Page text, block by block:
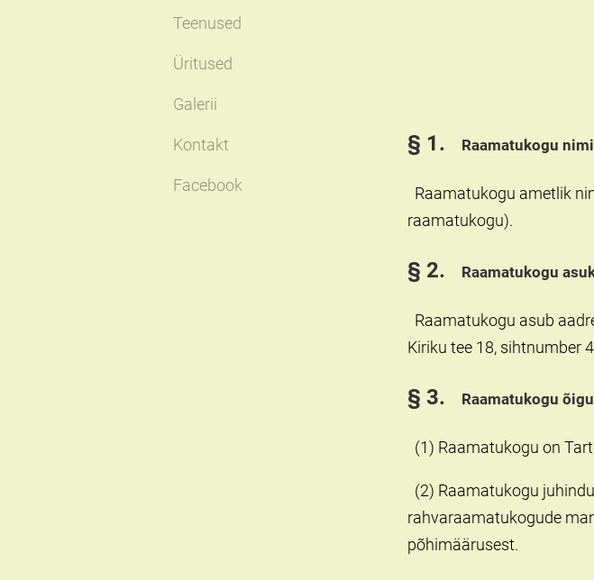
Teenused
Üritused
Galerii
Kontakt
Facebook
§ 1. Raamatukogu nimi
Raamatukogu ametlik
raamatukogu).
§ 2. Raamatukogu
Raamatukogu asub
Kiriku tee 18, sihtnumber
§ 3. Raamatukogu
(1) Raamatukogu on
(2) Raamatukogu
rahvaraamatukogude
põhimäärusest.